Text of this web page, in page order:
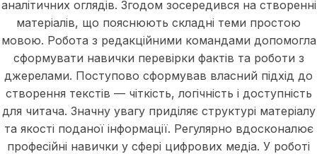
аналітичних оглядів. Згодом зосередився на створенні
матеріалів, що пояснюють складні теми простою
мовою. Робота з редакційними командами допомогла
сформувати навички перевірки фактів та роботи з
джерелами. Поступово сформував власний підхід до
створення текстів — чіткість, логічність і доступність
для читача. Значну увагу приділяє структурі матеріалу
та якості поданої інформації. Регулярно вдосконалює
професійні навички у сфері цифрових медіа. У роботі